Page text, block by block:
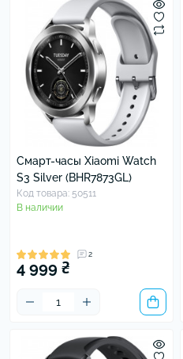
Смарт-часы Xiaomi Watch
S3 Silver (BHR7873GL)
Код товара: 50511
В наличии
2
4 999 ₴